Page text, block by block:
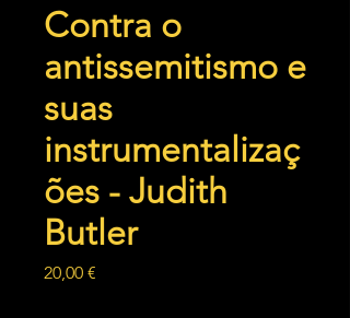
Contra o
antissemitismo e
suas
instrumentalizaç
ões - Judith
Butler
20,00 €